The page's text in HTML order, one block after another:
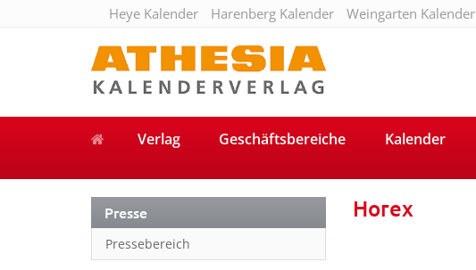
Heye Kalender Harenberg Kalender Weingarten Kalender
Verlag Geschäftsbereiche Kalender
Presse
Pressebereich
Horex